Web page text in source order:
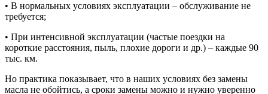
• В нормальных условиях эксплуатации – обслуживание не
требуется;
• При интенсивной эксплуатации (частые поездки на
короткие расстояния, пыль, плохие дороги и др.) – каждые 90
тыс. км.
Но практика показывает, что в наших условиях без замены
масла не обойтись, а сроки замены можно и нужно уверенно